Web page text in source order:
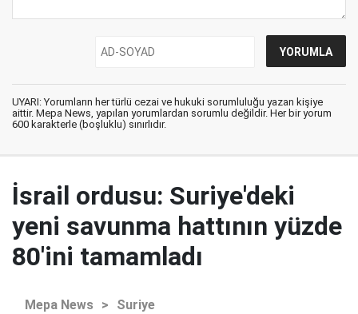
UYARI: Yorumların her türlü cezai ve hukuki sorumluluğu yazan kişiye
aittir. Mepa News, yapılan yorumlardan sorumlu değildir. Her bir yorum
600 karakterle (boşluklu) sınırlıdır.
İsrail ordusu: Suriye'deki
yeni savunma hattının yüzde
80'ini tamamladı
Mepa News > Suriye